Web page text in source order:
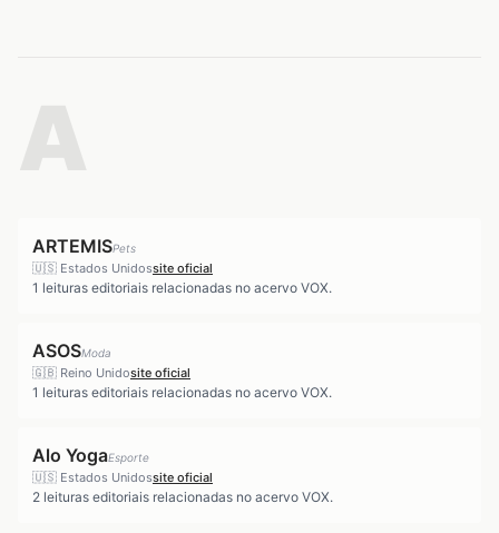
ARTEMISPets
🇺🇸 Estados Unidossite oficial
1 leituras editoriais relacionadas no acervo VOX.
ASOSModa
🇬🇧 Reino Unidosite oficial
1 leituras editoriais relacionadas no acervo VOX.
Alo YogaEsporte
🇺🇸 Estados Unidossite oficial
2 leituras editoriais relacionadas no acervo VOX.